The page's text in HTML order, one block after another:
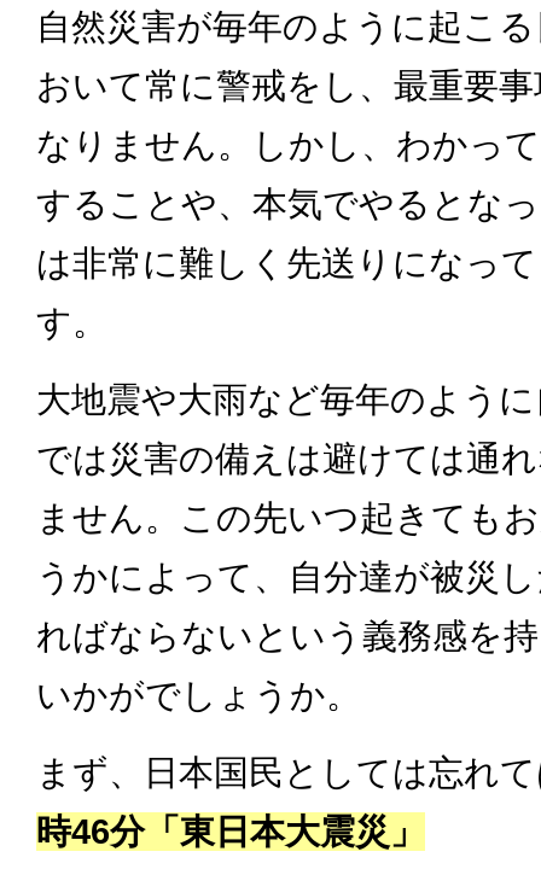
自然災害が毎年のように起こ
おいて常に警戒をし、最重要
なりません。しかし、わかっ
することや、本気でやるとな
は非常に難しく先送りになっ
す。
大地震や大雨など毎年のよう
では災害の備えは避けては通
ません。この先いつ起きても
うかによって、自分達が被災
ればならないという義務感を
いかがでしょうか。
まず、日本国民としては忘れ
時46分「東日本大震災」